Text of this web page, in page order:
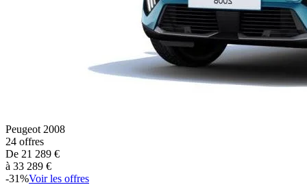
Peugeot 2008
24 offres
De 21 289 €
à 33 289 €
-31%Voir les offres